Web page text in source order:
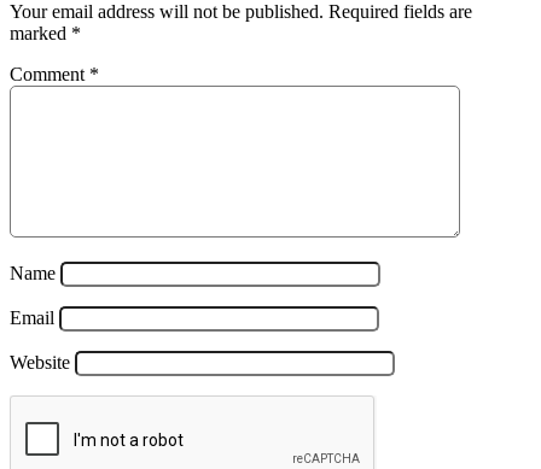
Your email address will not be published. Required fields are
marked *
Comment *
Name
Email
Website